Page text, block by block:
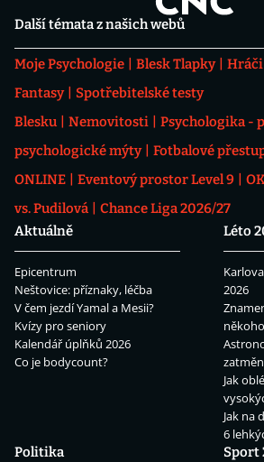
Další témata z našich webů
Moje Psychologie Blesk Tlapky Hráči
Fantasy
Spotřebitelské testy
Blesku
Nemovitosti
Psychologika -
psychologické mýty
Fotbalové
ONLINE
Eventový prostor Level 9
vs. Pudilová
Chance Liga 2026/27
Aktuálně
Epicentrum
Neštovice: příznaky, léčba
V čem jezdí Yamal a Mesii?
Kvízy pro seniory
Kalendář úplňků 2026
Co je bodycount?
Léto
2026
Jak
Jak na
6
Politika
Sport